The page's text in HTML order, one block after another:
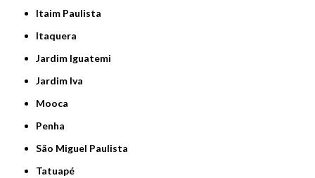
Itaim Paulista
Itaquera
Jardim Iguatemi
Jardim Iva
Mooca
Penha
São Miguel Paulista
Tatuapé